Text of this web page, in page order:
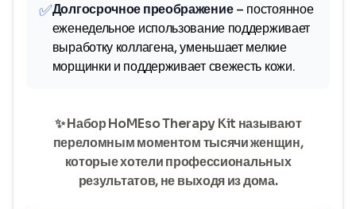
✅Долгосрочное преображение– постоянное
еженедельное использование поддерживает
выработку коллагена, уменьшает мелкие
морщинки и поддерживает свежесть кожи.
✨ Набор HoMEso Therapy Kit называют
переломным моментом тысячи женщин,
которые хотели профессиональных
результатов, не выходя из дома.